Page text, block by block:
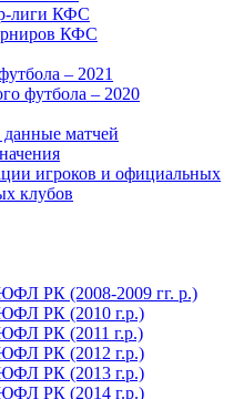
лиги КФС
КФС
– 2021
футбола – 2020
матчей
игроков и официальных
клубов
РК (2008-2009 гг. р.)
РК (2010 г.р.)
РК (2011 г.р.)
РК (2012 г.р.)
РК (2013 г.р.)
РК (2014 г.р.)